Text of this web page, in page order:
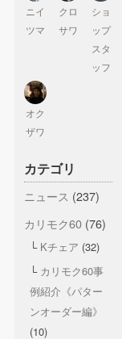
ニイ
ツマ
クロ
サワ
ショ
ップ
スタ
ッフ
オク
ザワ
カテゴリ
ニュース (237)
カリモク60(76)
Kチェア (32)
カリモク60事
例紹介《パター
ンオーダー編》
(10)